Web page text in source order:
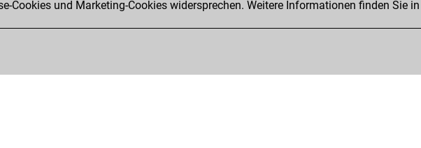
Cookies und Marketing-Cookies widersprechen. Weitere Informationen finden Sie